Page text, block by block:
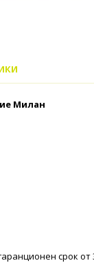
Милан
срок от